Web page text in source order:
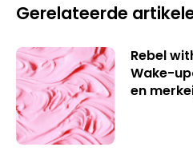
Gerelateerde
Rebel
Wake-
en